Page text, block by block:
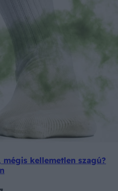
mégis kellemetlen szagú?